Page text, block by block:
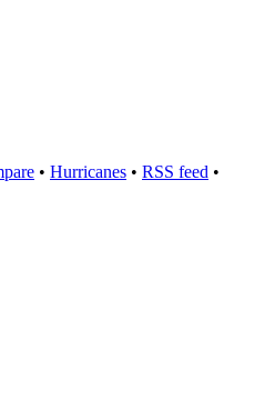
• Hurricanes • RSS feed •